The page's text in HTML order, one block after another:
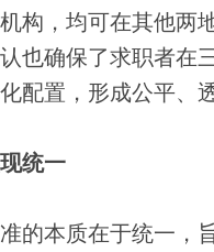
构，均可在其他两
也确保了求职者在
配置，形成公平、
统一
本质在于统一，旨